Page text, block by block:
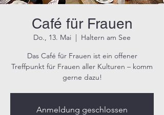
Café für Frauen
Do., 13. Mai
  |
Haltern am See
Das Café für Frauen ist ein offener
Treffpunkt für Frauen aller Kulturen – komm
gerne dazu!​
Anmeldung geschlossen